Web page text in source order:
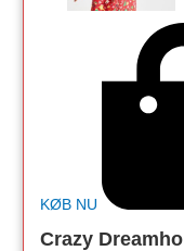
KØB NU